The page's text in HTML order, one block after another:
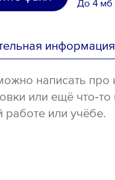
До 4 мб
информация